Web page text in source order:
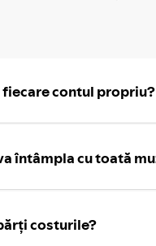
contul propriu?
întâmpla cu toată
costurile?